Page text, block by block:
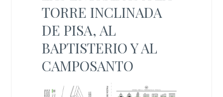
TORRE INCLINADA
DE PISA, AL
BAPTISTERIO Y AL
CAMPOSANTO